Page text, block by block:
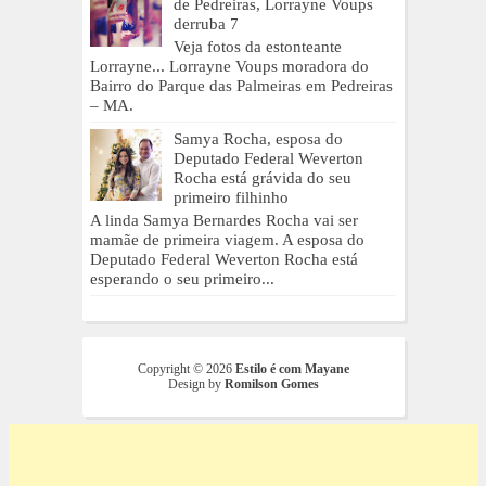
de Pedreiras, Lorrayne Voups
derruba 7
Veja fotos da estonteante
Lorrayne... Lorrayne Voups moradora do
Bairro do Parque das Palmeiras em Pedreiras
– MA.
Samya Rocha, esposa do
Deputado Federal Weverton
Rocha está grávida do seu
primeiro filhinho
A linda Samya Bernardes Rocha vai ser
mamãe de primeira viagem. A esposa do
Deputado Federal Weverton Rocha está
esperando o seu primeiro...
Copyright © 2026 Estilo é com Mayane
Design by Romilson Gomes